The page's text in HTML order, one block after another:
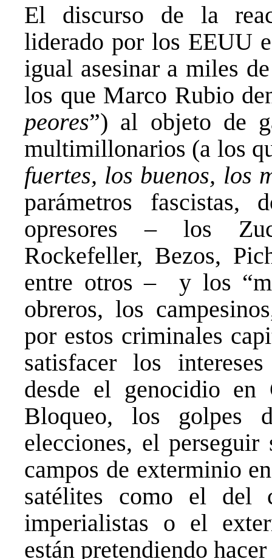
El discurso de la
liderado por los EEUU
igual asesinar a miles
los que Marco Rubio
peores”) al objeto de
multimillonarios (a los
fuertes, los buenos, los
parámetros fascistas,
opresores – los
Rockefeller, Bezos,
entre otros – y los
obreros, los
por estos criminales
satisfacer los
desde el genocidio
Bloqueo, los golpes
elecciones, el
campos de exterminio
satélites como el del
imperialistas o el
están pretendiendo